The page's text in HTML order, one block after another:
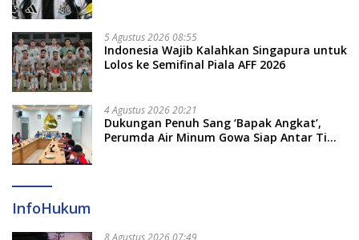
5 Agustus 2026 08:55
Indonesia Wajib Kalahkan Singapura untuk
Lolos ke Semifinal Piala AFF 2026
4 Agustus 2026 20:21
Dukungan Penuh Sang ‘Bapak Angkat’,
Perumda Air Minum Gowa Siap Antar Tim
InfoHukum
8 Agustus 2026 07:49